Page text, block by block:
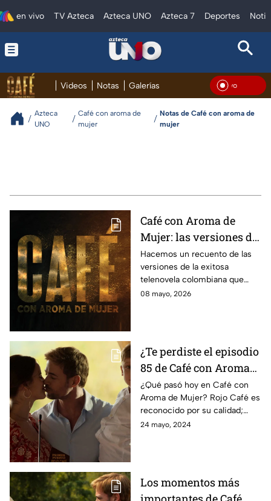
en vivo TV Azteca Azteca UNO Azteca 7 Deportes
Videos Notas Galerías En
Azteca
UNO
Café con aroma de
mujer
Notas de Café con aroma de
mujer
Café con Aroma de
Mujer: las versiones de
la telenovela
colombiana
Hacemos un recuento de las
versiones de la exitosa
telenovela colombiana que
está siendo transmitida por a
08 mayo, 2026
¿Te perdiste el episodio
85 de Café con Aroma
de Mujer hoy 24 de
mayo? Rojo Café gana
el premio Taza a la
Excelencia
¿Qué pasó hoy en Café con
Aroma de Mujer? Rojo Café es
reconocido por su calidad;
Gaviota y Sebastián enseñan a
24 mayo, 2024
Los momentos más